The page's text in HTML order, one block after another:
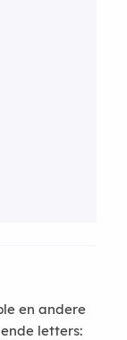
en andere
letters: